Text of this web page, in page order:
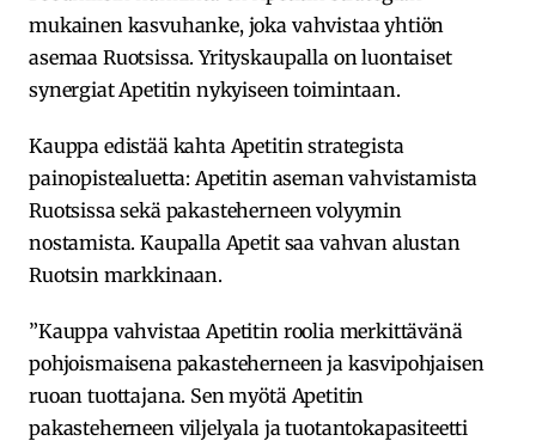
mukainen kasvuhanke, joka vahvistaa yhtiön
asemaa Ruotsissa. Yrityskaupalla on luontaiset
synergiat Apetitin nykyiseen toimintaan.
Kauppa edistää kahta Apetitin strategista
painopistealuetta: Apetitin aseman vahvistamista
Ruotsissa sekä pakasteherneen volyymin
nostamista. Kaupalla Apetit saa vahvan alustan
Ruotsin markkinaan.
”Kauppa vahvistaa Apetitin roolia merkittävänä
pohjoismaisena pakasteherneen ja kasvipohjaisen
ruoan tuottajana. Sen myötä Apetitin
pakasteherneen viljelyala ja tuotantokapasiteetti